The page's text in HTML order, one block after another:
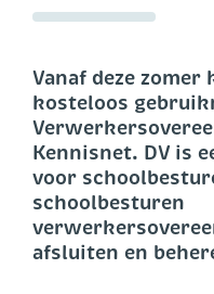
Vanaf deze zomer
kosteloos
Kennisnet. DV is
voor
schoolbesturen
afsluiten en